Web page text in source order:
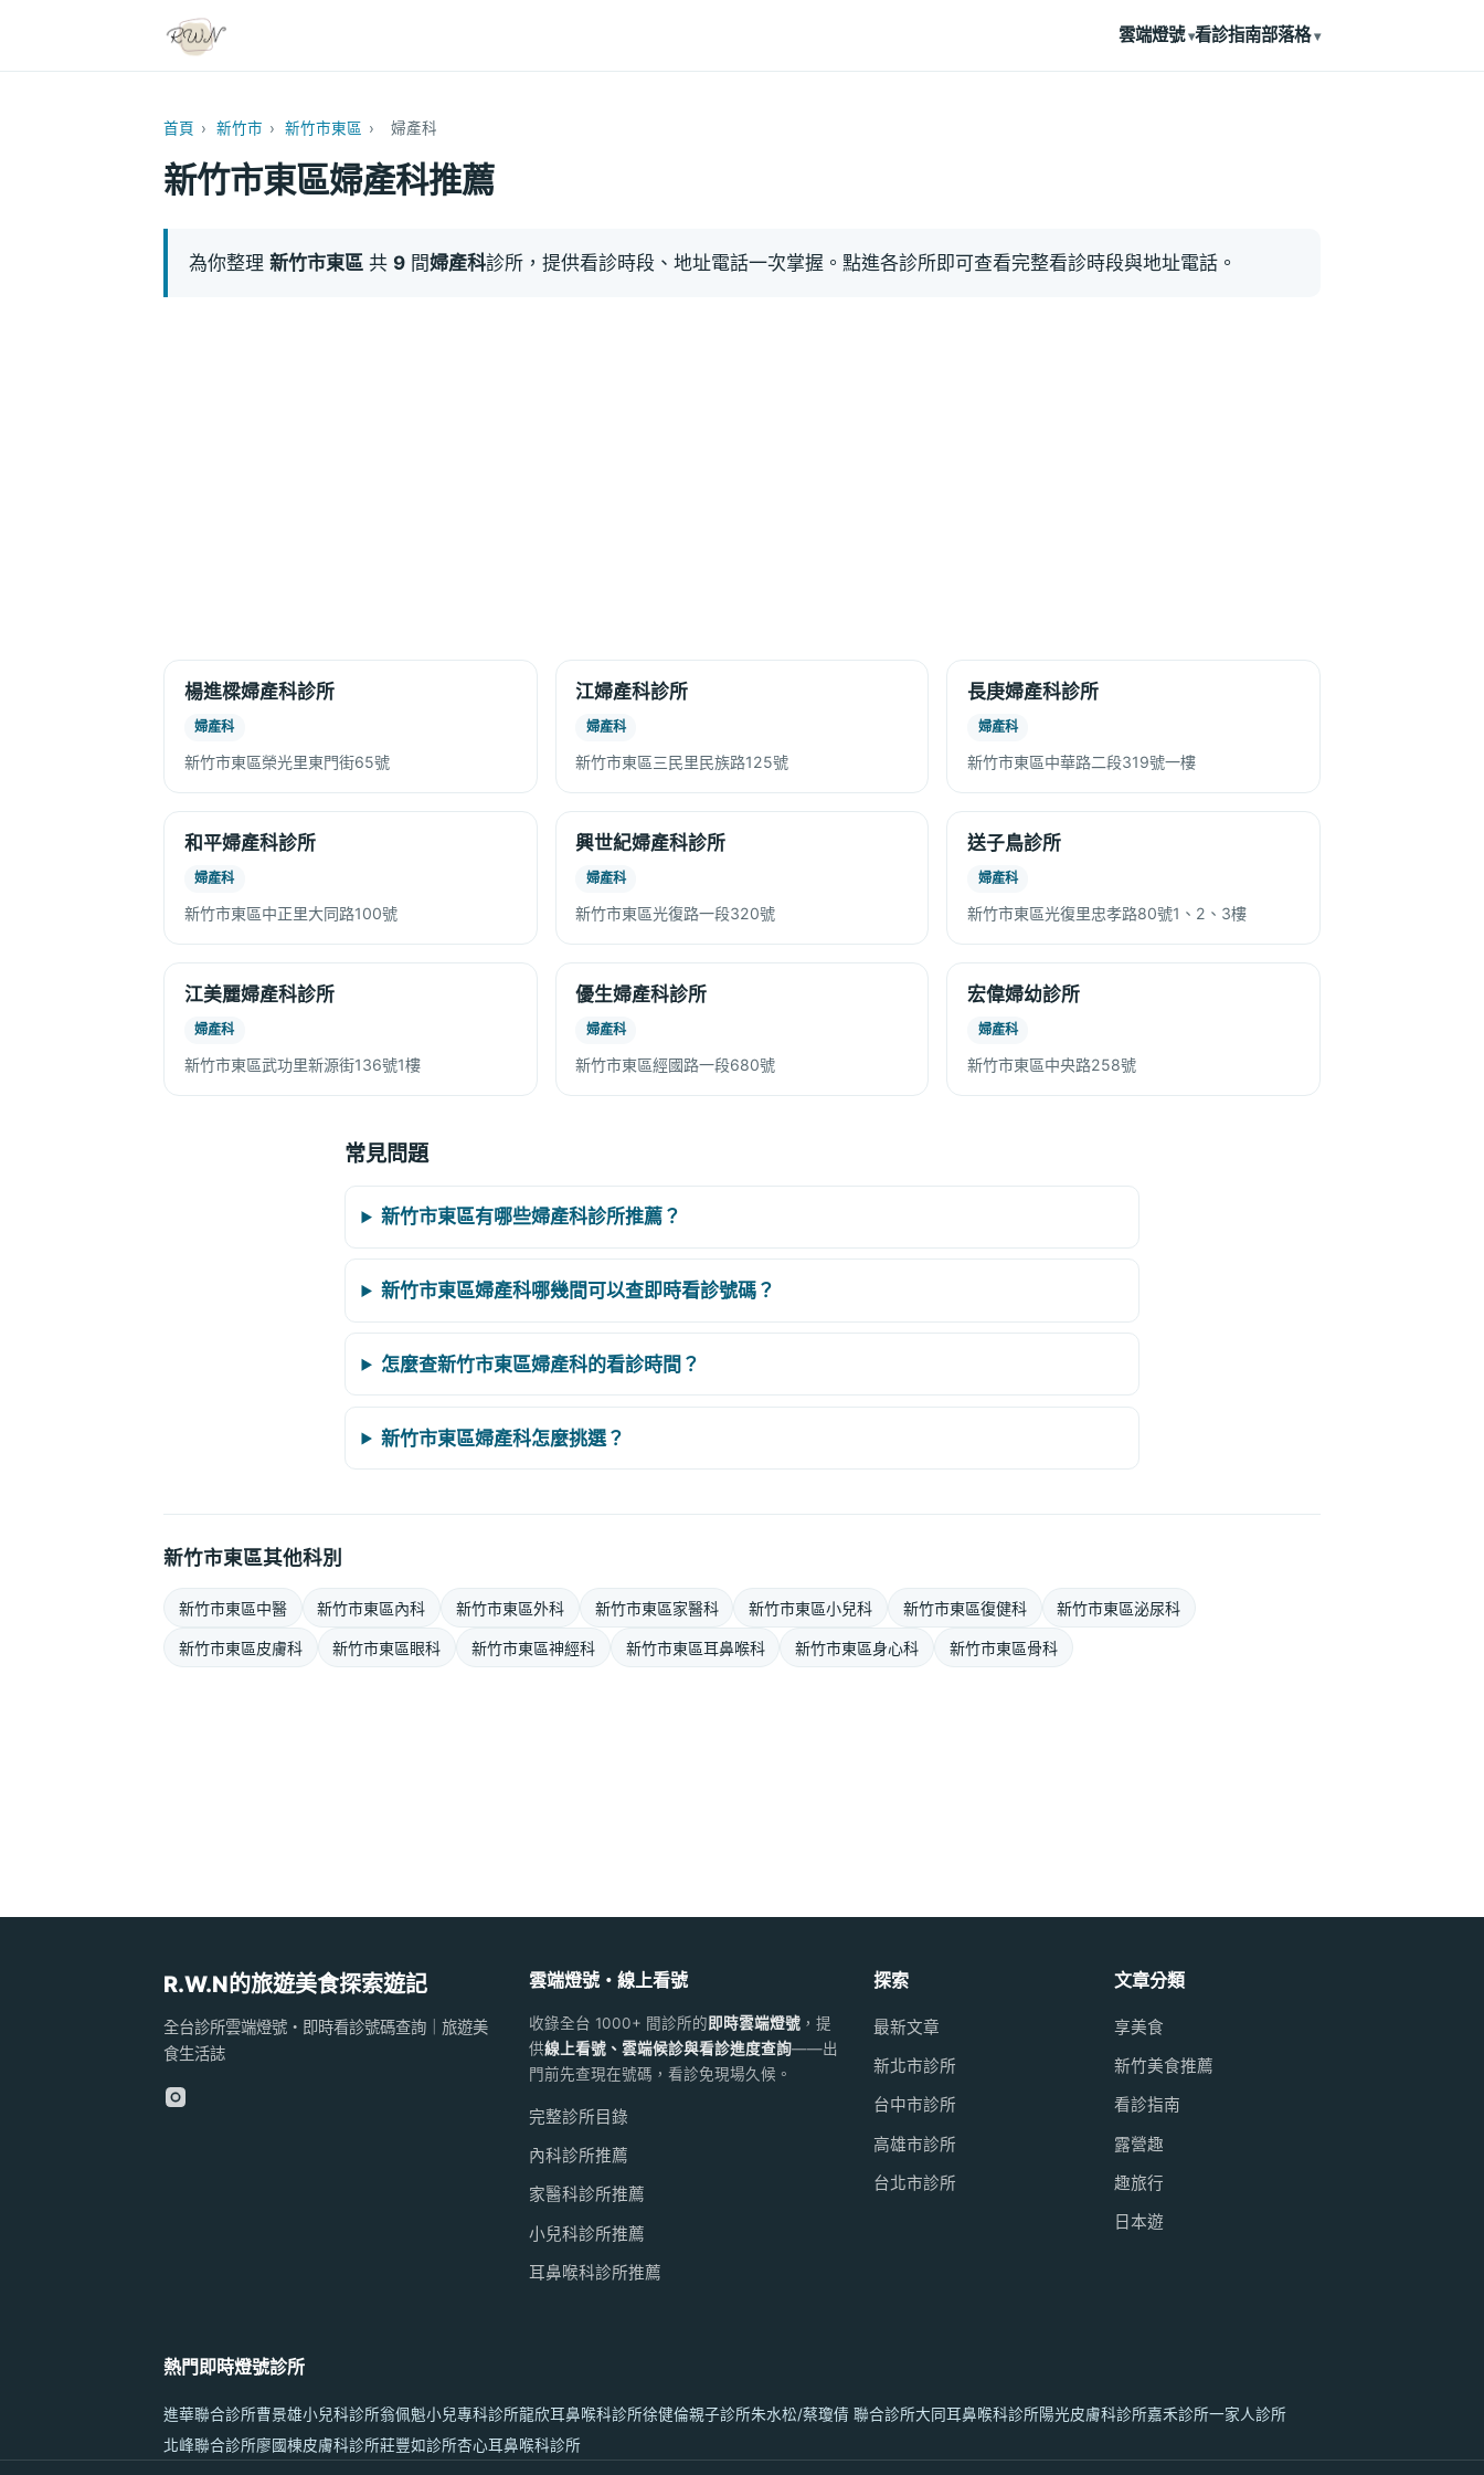
雲端燈號 看診指南部落格
首頁 › 新竹市 › 新竹市東區 › 婦產科
新竹市東區婦產科推薦
為你整理新竹市東區 共 9 間婦產科診所，提供看診時段、地址電話一次掌握。點進各診所即可查看完整看診時段與地址電話。
楊進樑婦產科診所
婦產科
新竹市東區榮光里東門街65號
江婦產科診所
婦產科
新竹市東區三民里民族路125號
長庚婦產科診所
婦產科
新竹市東區中華路二段319號一樓
和平婦產科診所
婦產科
新竹市東區中正里大同路100號
興世紀婦產科診所
婦產科
新竹市東區光復路一段320號
送子鳥診所
婦產科
新竹市東區光復里忠孝路80號1、2、3樓
江美麗婦產科診所
婦產科
新竹市東區武功里新源街136號1樓
優生婦產科診所
婦產科
新竹市東區經國路一段680號
宏偉婦幼診所
婦產科
新竹市東區中央路258號
常見問題
新竹市東區有哪些婦產科診所推薦？
新竹市東區婦產科哪幾間可以查即時看診號碼？
怎麼查新竹市東區婦產科的看診時間？
新竹市東區婦產科怎麼挑選？
新竹市東區其他科別
新竹市東區中醫 新竹市東區內科 新竹市東區外科 新竹市東區家醫科 新竹市東區小兒科 新竹市東區復健科 新竹市東區泌尿科
新竹市東區皮膚科 新竹市東區眼科 新竹市東區神經科 新竹市東區耳鼻喉科 新竹市東區身心科 新竹市東區骨科
R.W.N的旅遊美食探索遊記
全台診所雲端燈號・即時看診號碼查詢｜旅遊美
食生活誌
雲端燈號・線上看號
收錄全台 1000+ 間診所的 即時雲端燈號，提
供線上看號、雲端候診與看診進度查詢——出
門前先查現在號碼，看診免現場久候。
完整診所目錄
內科診所推薦
家醫科診所推薦
小兒科診所推薦
耳鼻喉科診所推薦
探索
最新文章
新北市診所
台中市診所
高雄市診所
台北市診所
文章分類
享美食
新竹美食推薦
看診指南
露營趣
趣旅行
日本遊
熱門即時燈號診所
進華聯合診所曹景雄小兒科診所翁佩魁小兒專科診所龍欣耳鼻喉科診所徐健倫親子診所朱水松/蔡瓊倩 聯合診所大同耳鼻喉科診所陽光皮膚科診所嘉禾診所一家人診所
北峰聯合診所廖國棟皮膚科診所莊豐如診所杏心耳鼻喉科診所